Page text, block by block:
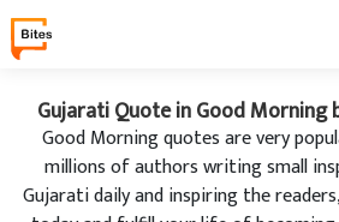
Gujarati Quote in Good Morning
Good Morning quotes are very
millions of authors writing small
Gujarati daily and inspiring the